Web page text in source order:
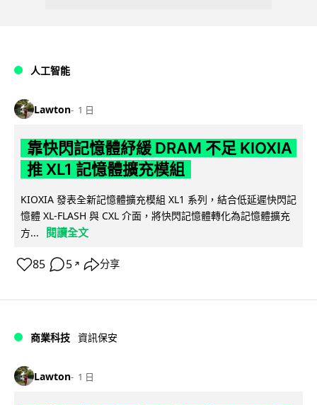
人工智能
Lawton 1 日
靠快閃記憶體紓緩 DRAM 不足 KIOXIA
推 XL1 記憶體擴充模組
KIOXIA 發表全新記憶體擴充模組 XL1 系列，結合低延遲快閃記
憶體 XL-FLASH 與 CXL 介面，將快閃記憶體轉化為記憶體擴充
方...
閱讀全文
85 5 ↗ 分享
商業科技 資訊保安
Lawton 1 日